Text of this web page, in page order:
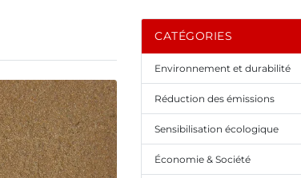
CATÉGORIES
Environnement et durabilité
Réduction des émissions
Sensibilisation écologique
Économie & Société